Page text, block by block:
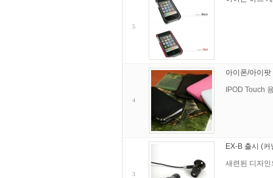
5
4
아이폰/아이
IPOD Touch
3
EX-B 출시 (
새련된 디자